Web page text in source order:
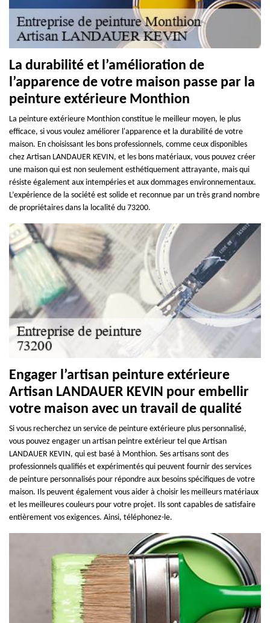
La durabilité et l’amélioration de
l’apparence de votre maison passe par la
peinture extérieure Monthion
La peinture extérieure Monthion constitue le meilleur moyen, le plus
efficace, si vous voulez améliorer l'apparence et la durabilité de votre
maison. En choisissant les bons professionnels, comme ceux disponibles
chez Artisan LANDAUER KEVIN, et les bons matériaux, vous pouvez créer
une maison qui est non seulement esthétiquement attrayante, mais qui
résiste également aux intempéries et aux dommages environnementaux.
L’expérience de la société est solide et reconnue par un très grand nombre
de propriétaires dans la localité du 73200.
Engager l’artisan peinture extérieure
Artisan LANDAUER KEVIN pour embellir
votre maison avec un travail de qualité
Si vous recherchez un service de peinture extérieure plus personnalisé,
vous pouvez engager un artisan peintre extérieur tel que Artisan
LANDAUER KEVIN, qui est basé à Monthion. Ses artisans sont des
professionnels qualifiés et expérimentés qui peuvent fournir des services
de peinture personnalisés pour répondre aux besoins spécifiques de votre
maison. Ils peuvent également vous aider à choisir les meilleurs matériaux
et les meilleures couleurs pour votre projet. Ils sont capables de satisfaire
entièrement vos exigences. Ainsi, téléphonez-le.